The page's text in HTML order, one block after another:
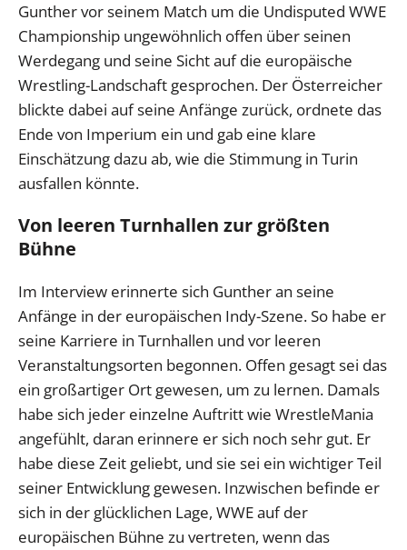
Gunther vor seinem Match um die Undisputed WWE
Championship ungewöhnlich offen über seinen
Werdegang und seine Sicht auf die europäische
Wrestling-Landschaft gesprochen. Der Österreicher
blickte dabei auf seine Anfänge zurück, ordnete das
Ende von Imperium ein und gab eine klare
Einschätzung dazu ab, wie die Stimmung in Turin
ausfallen könnte.
Von leeren Turnhallen zur größten
Bühne
Im Interview erinnerte sich Gunther an seine
Anfänge in der europäischen Indy-Szene. So habe er
seine Karriere in Turnhallen und vor leeren
Veranstaltungsorten begonnen. Offen gesagt sei das
ein großartiger Ort gewesen, um zu lernen. Damals
habe sich jeder einzelne Auftritt wie WrestleMania
angefühlt, daran erinnere er sich noch sehr gut. Er
habe diese Zeit geliebt, und sie sei ein wichtiger Teil
seiner Entwicklung gewesen. Inzwischen befinde er
sich in der glücklichen Lage, WWE auf der
europäischen Bühne zu vertreten, wenn das